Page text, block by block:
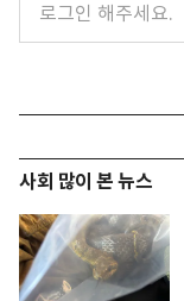
사회 많이 본 뉴스